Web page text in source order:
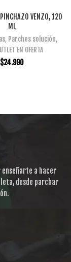
VENZO, 120
ML
, Parches solución,
EN OFERTA
$24.990
a hacer
desde parchar